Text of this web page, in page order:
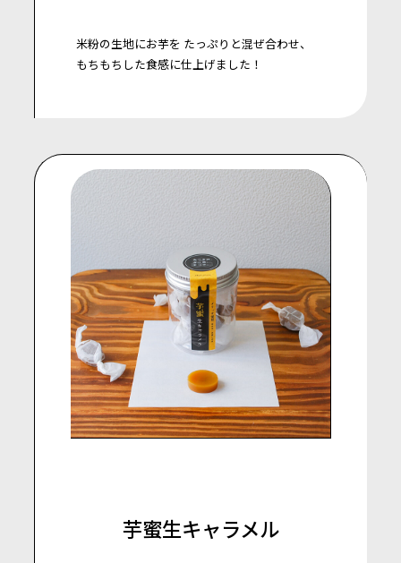
米粉の生地にお芋を たっぷりと混ぜ合わせ、
もちもちした食感に仕上げました！
芋蜜生キャラメル